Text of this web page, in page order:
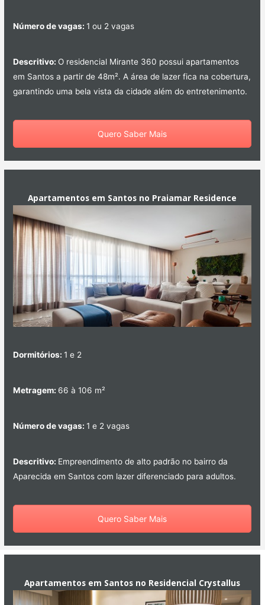
Número de vagas: 1 ou 2 vagas
Descritivo: O residencial Mirante 360 possui apartamentos
em Santos a partir de 48m². A área de lazer fica na cobertura,
garantindo uma bela vista da cidade além do entretenimento.
Quero Saber Mais
Apartamentos em Santos no Praiamar Residence
Dormitórios: 1 e 2
Metragem: 66 à 106 m²
Número de vagas: 1 e 2 vagas
Descritivo: Empreendimento de alto padrão no bairro da
Aparecida em Santos com lazer diferenciado para adultos.
Quero Saber Mais
Apartamentos em Santos no Residencial Crystallus